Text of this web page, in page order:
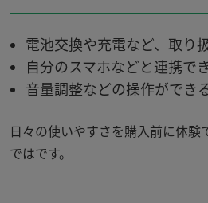
電池交換や充電など、取り
自分のスマホなどと連携で
音量調整などの操作ができ
日々の使いやすさを購入前に体験
ではです。